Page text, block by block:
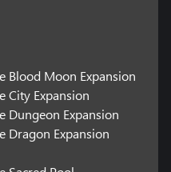
Blood Moon Expansion
City Expansion
Dungeon Expansion
Dragon Expansion